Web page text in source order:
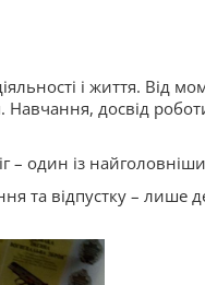
і життя. Від
досвід
– один із
та відпустку – лише